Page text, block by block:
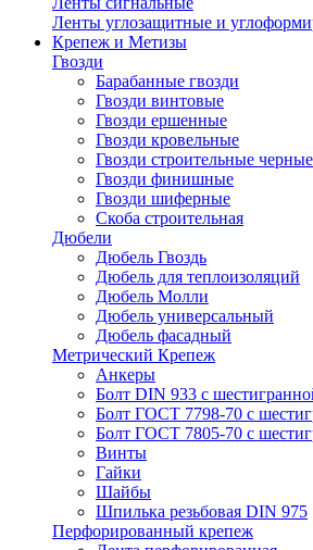
Ленты углозащитные и
Крепеж и Метизы
Гвозди
Барабанные гвозди
Гвозди винтовые
Гвозди ершенные
Гвозди кровельные
Гвозди строительные черные
Гвозди финишные
Гвозди шиферные
Скоба строительная
Дюбели
Дюбель Гвоздь
Дюбель для теплоизоляций
Дюбель Молли
Дюбель универсальный
Дюбель фасадный
Метрический Крепеж
Анкеры
Болт DIN 933 с
Болт ГОСТ 7798-70 с
Болт ГОСТ 7805-70 с
Винты
Гайки
Шайбы
Шпилька резьбовая DIN 975
Перфорированный крепеж